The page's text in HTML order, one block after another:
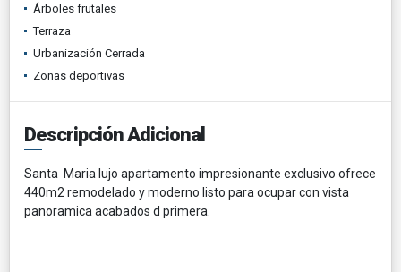
Árboles frutales
Terraza
Urbanización Cerrada
Zonas deportivas
Descripción Adicional
Santa Maria lujo apartamento impresionante exclusivo ofrece
440m2 remodelado y moderno listo para ocupar con vista
panoramica acabados d primera.